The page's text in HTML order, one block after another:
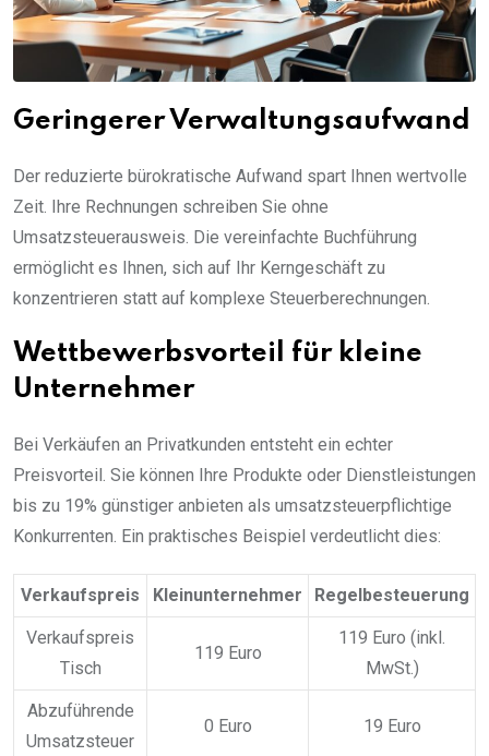
Geringerer Verwaltungsaufwand
Der reduzierte bürokratische Aufwand spart Ihnen wertvolle
Zeit. Ihre Rechnungen schreiben Sie ohne
Umsatzsteuerausweis. Die vereinfachte Buchführung
ermöglicht es Ihnen, sich auf Ihr Kerngeschäft zu
konzentrieren statt auf komplexe Steuerberechnungen.
Wettbewerbsvorteil für kleine
Unternehmer
Bei Verkäufen an Privatkunden entsteht ein echter
Preisvorteil. Sie können Ihre Produkte oder Dienstleistungen
bis zu 19% günstiger anbieten als umsatzsteuerpflichtige
Konkurrenten. Ein praktisches Beispiel verdeutlicht dies:
Verkaufspreis Kleinunternehmer Regelbesteuerung
Verkaufspreis
Tisch
119 Euro
119 Euro (inkl.
MwSt.)
Abzuführende
Umsatzsteuer
0 Euro 19 Euro